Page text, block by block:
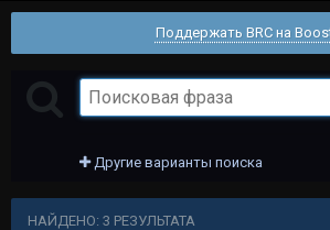
Поддержать BRC на
Другие варианты поиска
НАЙДЕНО: 3 РЕЗУЛЬТАТА